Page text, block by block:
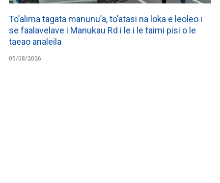
To’alima tagata manunu’a, to’atasi na loka e leoleo i
se faalavelave i Manukau Rd i le i le taimi pisi o le
taeao analeila
05/08/2026